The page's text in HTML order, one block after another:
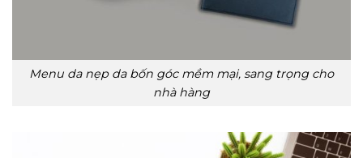
Menu da nẹp da bốn góc mềm mại, sang trọng cho
nhà hàng